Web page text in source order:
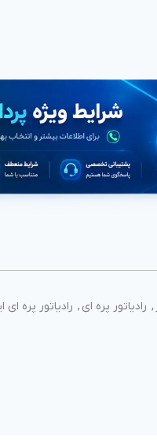
, رادیاتور پره ای , رادیاتور پره ای